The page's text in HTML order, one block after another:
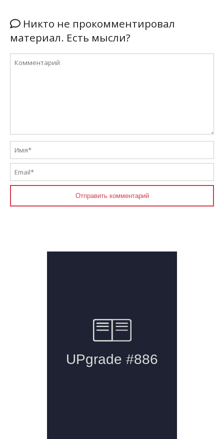
Никто не прокомментировал
материал. Есть мысли?